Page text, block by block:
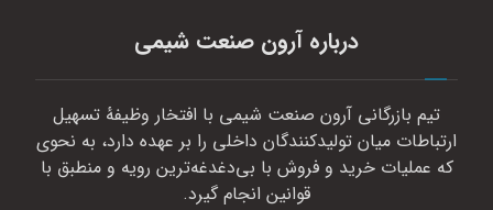
درباره آرون صنعت شیمی
تیم بازرگانی آرون صنعت شیمی با افتخار وظیفهٔ تسهیل
ارتباطات میان تولیدکنندگان داخلی را بر عهده دارد، به نحوی
که عملیات خرید و فروش با بی‌دغدغه‌ترین رویه و منطبق با
قوانین انجام گیرد.